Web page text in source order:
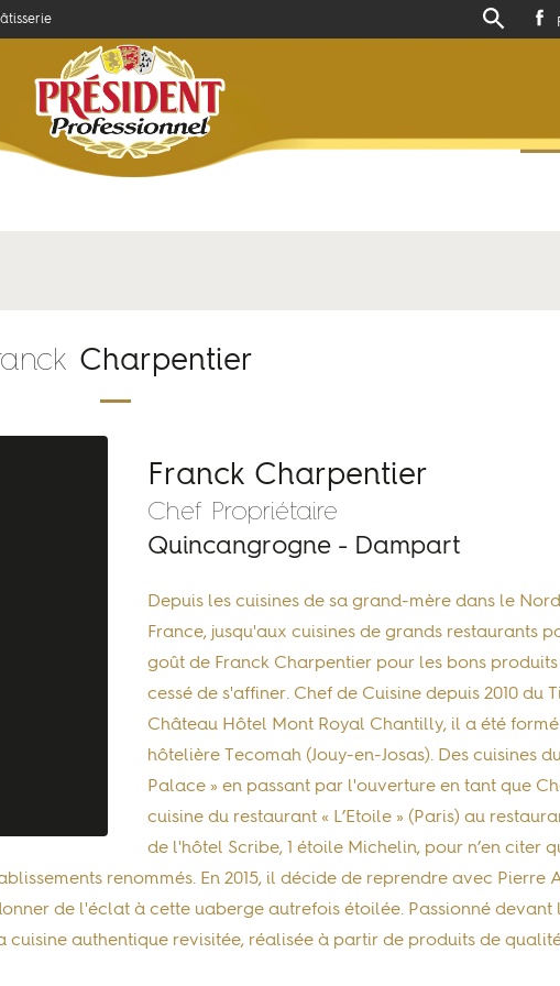
Savoir-faire Produits et recettes
Charpentier
Franck Charpentier
Chef Propriétaire
Quincangrogne - Dampart
Depuis les cuisines de sa grand-mère dans le
France, jusqu'aux cuisines de grands restaurants
goût de Franck Charpentier pour les bons
cessé de s'affiner. Chef de Cuisine depuis 2010 du
Château Hôtel Mont Royal Chantilly, il a été formé
hôtelière Tecomah (Jouy-en-Josas). Des cuisines
Palace » en passant par l'ouverture en tant que
cuisine du restaurant « L’Etoile » (Paris) au
de l'hôtel Scribe, 1 étoile Michelin, pour n’en citer
renommés. En 2015, il décide de reprendre avec Pierre
de l'éclat à cette uaberge autrefois étoilée. Passionné devant
authentique revisitée, réalisée à partir de produits de